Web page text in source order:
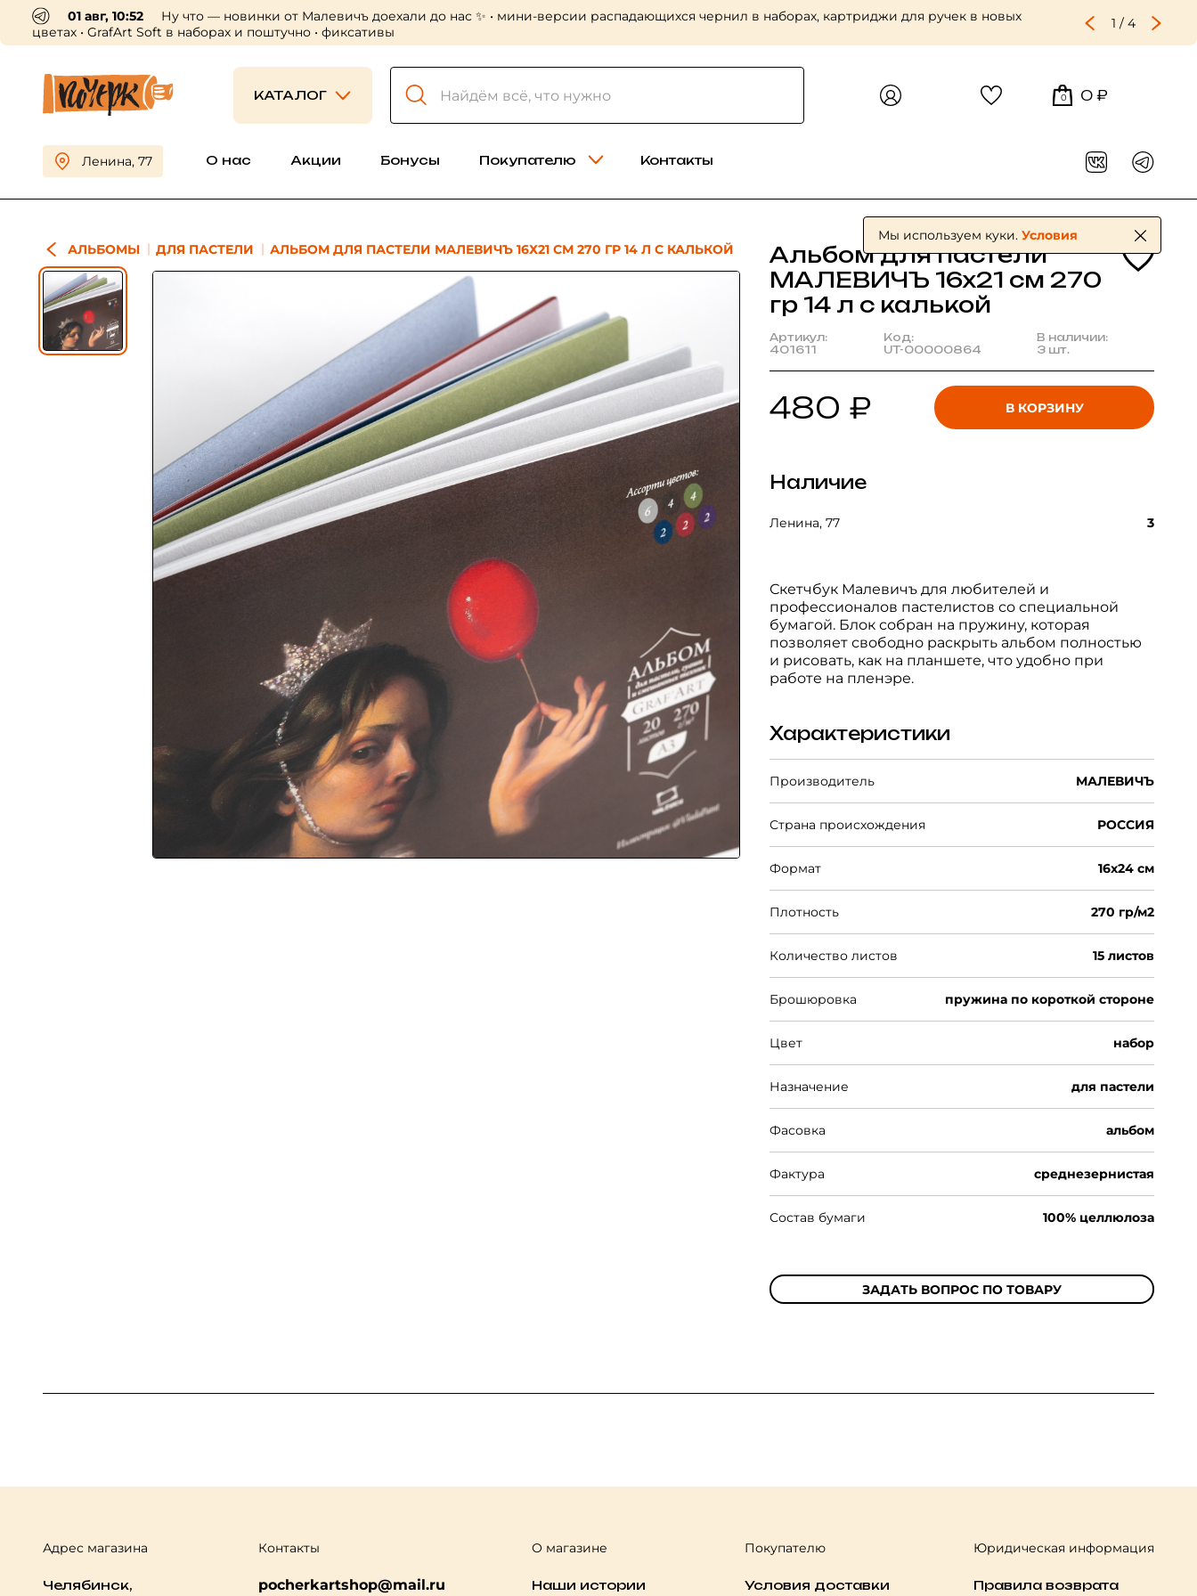
01 авг, 10:52
Ну что — новинки от Малевичъ доехали до нас ✨ • мини-версии распадающихся чернил в наборах, картриджи для ручек в новых
цветах • GrafArt Soft в наборах и поштучно • фиксативы
1 / 4
КАТАЛОГ 0 0 ₽
Ленина, 77 О нас Акции Бонусы Покупателю Контакты
АЛЬБОМЫ ДЛЯ ПАСТЕЛИ АЛЬБОМ ДЛЯ ПАСТЕЛИ МАЛЕВИЧЪ 16Х21 СМ 270 ГР 14 Л С КАЛЬКОЙ
Альбом для пастели
МАЛЕВИЧЪ 16х21 см 270
гр 14 л с калькой
Артикул:
401611
Код:
UT-00000864
В наличии:
3 шт.
480 ₽ В КОРЗИНУ
Наличие
Ленина, 77 3
Скетчбук Малевичъ для любителей и
профессионалов пастелистов со специальной
бумагой. Блок собран на пружину, которая
позволяет свободно раскрыть альбом полностью
и рисовать, как на планшете, что удобно при
работе на пленэре.
Характеристики
Производитель МАЛЕВИЧЪ
Страна происхождения РОССИЯ
Формат 16x24 см
Плотность 270 гр/м2
Количество листов 15 листов
Брошюровка пружина по короткой стороне
Цвет набор
Назначение для пастели
Фасовка альбом
Фактура среднезернистая
Состав бумаги 100% целлюлоза
ЗАДАТЬ ВОПРОС ПО ТОВАРУ
Адрес магазина
Челябинск,
Контакты
pocherkartshop@mail.ru
О магазине
Наши истории
Покупателю
Условия доставки
Юридическая информация
Правила возврата
Мы используем куки. Условия